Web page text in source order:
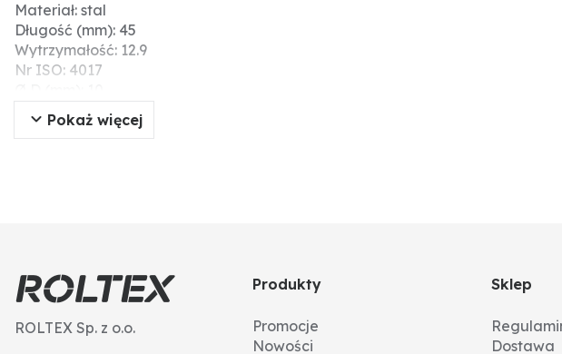
Materiał: stal
Długość (mm): 45
Wytrzymałość: 12.9
Nr ISO: 4017
Gwint: M10
Typ: śruby z łbem sześciokątnym
Pokaż więcej
ROLTEX Sp. z o.o.
Produkty
Promocje
Nowości
Sklep
Dostawa